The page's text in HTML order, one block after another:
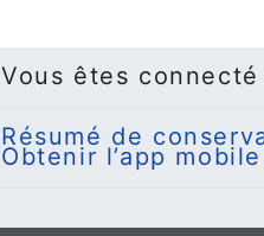
Vous êtes
Résumé de
Obtenir l’app mobile